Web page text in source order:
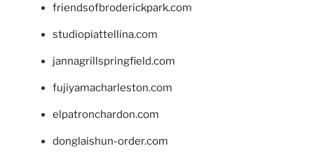
friendsofbroderickpark.com
studiopiattellina.com
jannagrillspringfield.com
fujiyamacharleston.com
elpatronchardon.com
donglaishun-order.com